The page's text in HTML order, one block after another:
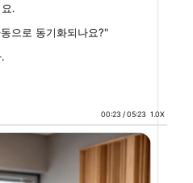
.
으로 동기화되나요?"
00:23 /05:23 1.0X